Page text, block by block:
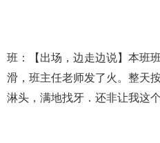
班：【出场，边走边说】本班
滑，班主任老师发了火。整天
淋头，满地找牙．还非让我这